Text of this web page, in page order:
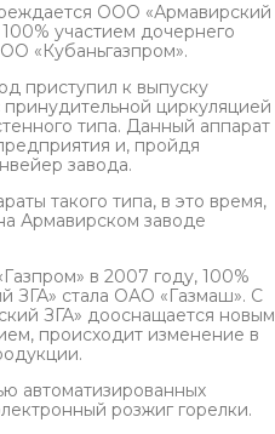
ООО «Армавирский
участием дочернего
«Кубаньгазпром».
приступил к выпуску
циркуляцией
типа. Данный аппарат
и, пройдя
завода.
такого типа, в это время,
Армавирском заводе
в 2007 году, 100%
ЗГА» стала ОАО «Газмаш». С
ЗГА» дооснащается новым
происходит изменение в
автоматизированных
розжиг горелки.